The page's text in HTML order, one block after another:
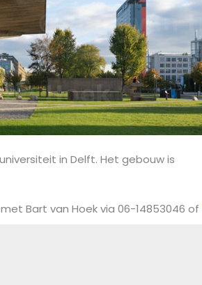
in Delft. Het gebouw is
Bart van Hoek via 06-14853046 of